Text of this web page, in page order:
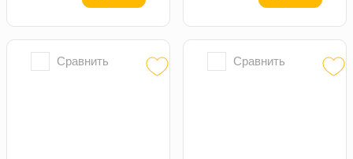
Сравнить Сравнить